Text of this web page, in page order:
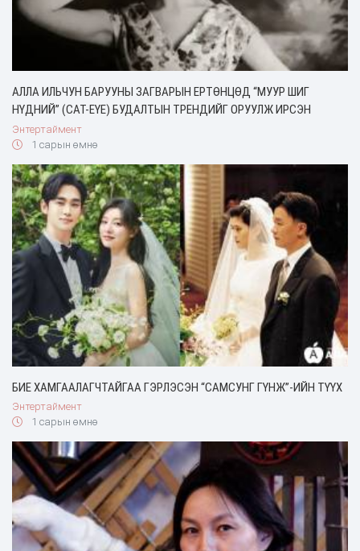
АЛЛА ИЛЬЧУН БАРУУНЫ ЗАГВАРЫН ЕРТӨНЦӨД “МУУР ШИГ
НҮДНИЙ” (CAT-EYE) БУДАЛТЫН ТРЕНДИЙГ ОРУУЛЖ ИРСЭН
Энтертаймент
1 сарын өмнө
БИЕ ХАМГААЛАГЧТАЙГАА ГЭРЛЭСЭН “САМСУНГ ГҮНЖ”-ИЙН ТҮҮХ
Энтертаймент
1 сарын өмнө